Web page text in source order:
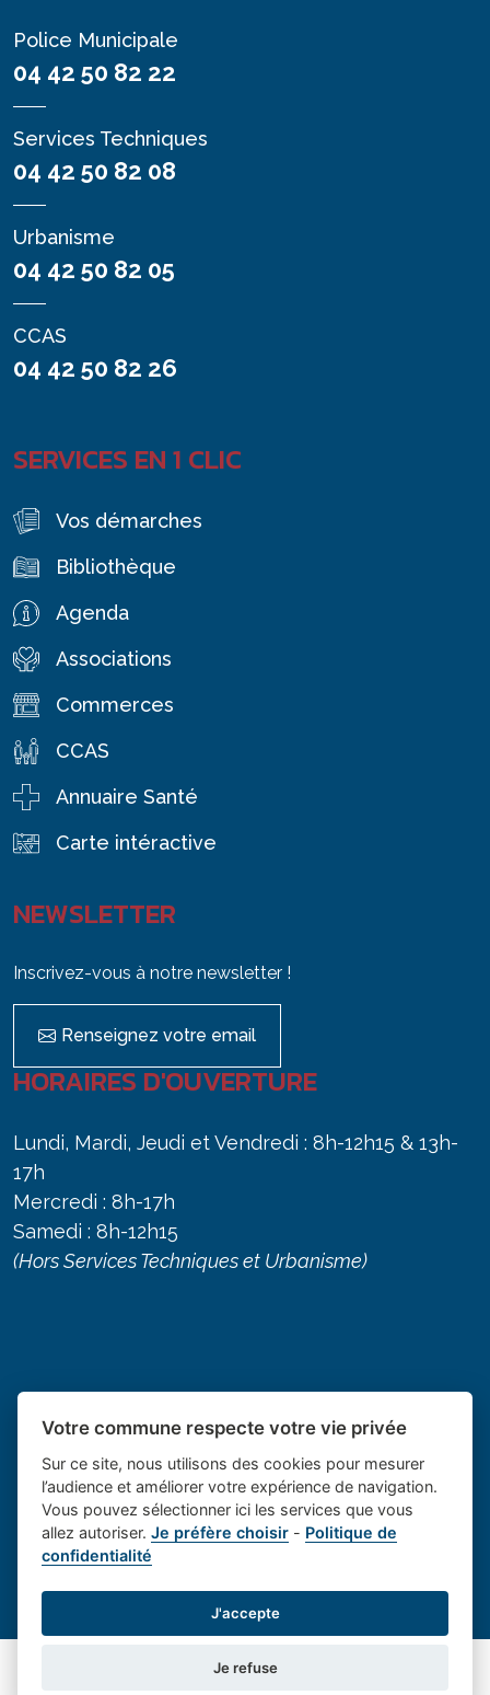
Police Municipale
04 42 50 82 22
Services Techniques
04 42 50 82 08
Urbanisme
04 42 50 82 05
CCAS
04 42 50 82 26
SERVICES EN 1 CLIC
Vos démarches
Bibliothèque
Agenda
Associations
Commerces
CCAS
Annuaire Santé
Carte intéractive
NEWSLETTER
Inscrivez-vous à notre newsletter !
Renseignez votre email
HORAIRES D'OUVERTURE
Lundi, Mardi, Jeudi et Vendredi : 8h-12h15 & 13h-
17h
Mercredi : 8h-17h
Samedi : 8h-12h15
(Hors Services Techniques et Urbanisme)
Place du village la solution web
et appli des collectivités
- Le village de
Mentions légales-- Gestion des cookies
Votre commune respecte votre vie privée
Sur ce site, nous utilisons des cookies pour mesurer
l’audience et améliorer votre expérience de navigation.
Vous pouvez sélectionner ici les services que vous
allez autoriser.Je préfère choisir - Politique de
confidentialité
J'accepte
Je refuse